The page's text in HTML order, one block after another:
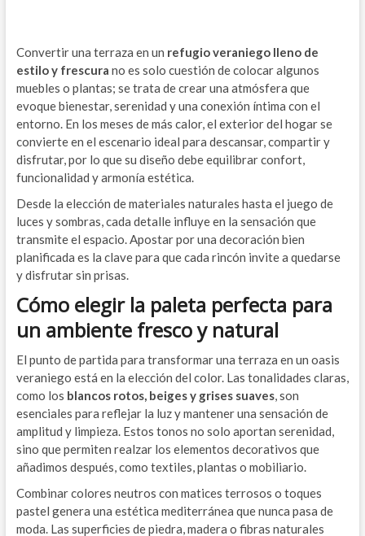
Convertir una terraza en un refugio veraniego lleno de
estilo y frescura no es solo cuestión de colocar algunos
muebles o plantas; se trata de crear una atmósfera que
evoque bienestar, serenidad y una conexión íntima con el
entorno. En los meses de más calor, el exterior del hogar se
convierte en el escenario ideal para descansar, compartir y
disfrutar, por lo que su diseño debe equilibrar confort,
funcionalidad y armonía estética.
Desde la elección de materiales naturales hasta el juego de
luces y sombras, cada detalle influye en la sensación que
transmite el espacio. Apostar por una decoración bien
planificada es la clave para que cada rincón invite a quedarse
y disfrutar sin prisas.
Cómo elegir la paleta perfecta para
un ambiente fresco y natural
El punto de partida para transformar una terraza en un oasis
veraniego está en la elección del color. Las tonalidades claras,
como los blancos rotos, beiges y grises suaves, son
esenciales para reflejar la luz y mantener una sensación de
amplitud y limpieza. Estos tonos no solo aportan serenidad,
sino que permiten realzar los elementos decorativos que
añadimos después, como textiles, plantas o mobiliario.
Combinar colores neutros con matices terrosos o toques
pastel genera una estética mediterránea que nunca pasa de
moda. Las superficies de piedra, madera o fibras naturales